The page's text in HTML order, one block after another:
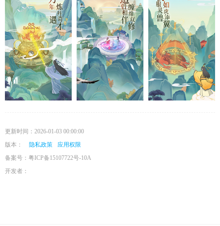
更新时间：2026-01-03 00:00:00
版本：
隐私政策
应用权限
备案号：粤ICP备15107722号-10A
开发者：